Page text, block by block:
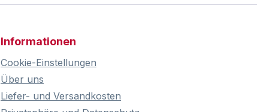
Informationen
Cookie-Einstellungen
Über uns
Liefer- und Versandkosten